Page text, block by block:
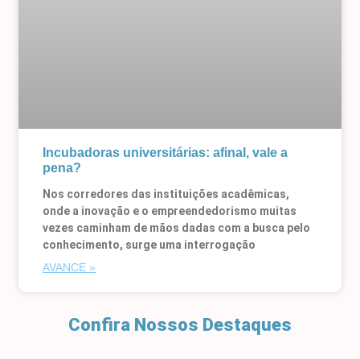
Incubadoras universitárias: afinal, vale a
pena?
Nos corredores das instituições acadêmicas,
onde a inovação e o empreendedorismo muitas
vezes caminham de mãos dadas com a busca pelo
conhecimento, surge uma interrogação
AVANCE »
Confira Nossos Destaques